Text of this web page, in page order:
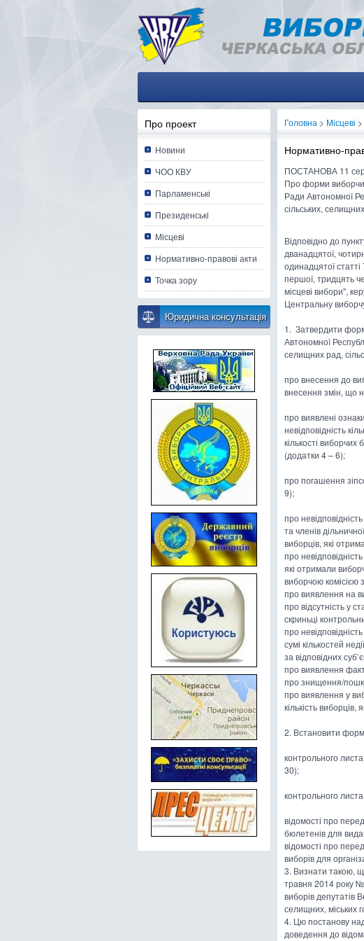
Про проект
Новини
ЧОО КВУ
Парламенські
Президенські
Місцеві
Нормативно-правові акти
Точка зору
Юридична консультацiя
Головна > Місцеві >
Нормативно-
ПОСТАНОВА 11
Про форми
Ради Автономної
сільських,
Відповідно до
дванадцятої,
одинадцятої статті
першої, тридцять
місцеві вибори",
Центральну
1. Затвердити
Автономної
селищних рад,
про внесення до
внесення змін, що
про виявлені
невідповідність
кількості
(додатки 4 – 6);
про погашення
9);
про
та членів
виборців, які
про
які отримали
виборчою комісією
про виявлення на
про відсутність у
скриньці
про
сумі кількостей
за відповідних
про виявлення
про знищення/
про виявлення у
кількість
2. Встановити
контрольного
30);
контрольного
відомості про
бюлетенів для
відомості про
виборів для
3. Визнати такою,
травня 2014 року №
виборів депутатів
селищних, міських
4. Цю постанову
доведення до